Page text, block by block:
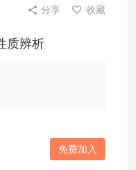
分享 收藏
质辨析
免费加入